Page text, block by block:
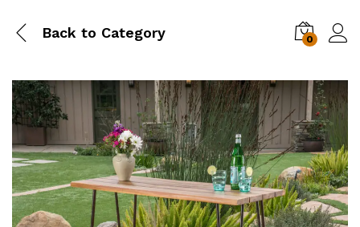
Back to Category 0